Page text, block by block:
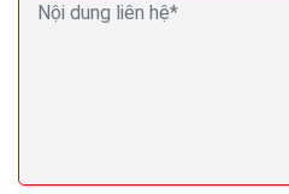
thiệu...